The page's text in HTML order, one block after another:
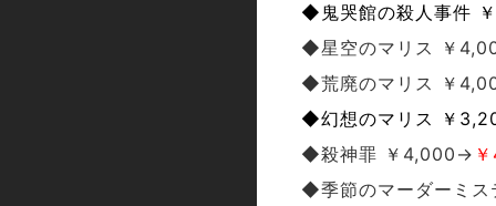
◆鬼哭館の殺人事件
◆星空のマリス ￥
◆荒廃のマリス ￥
◆幻想のマリス ￥
◆殺神罪 ￥4,000→
◆季節のマーダーミ